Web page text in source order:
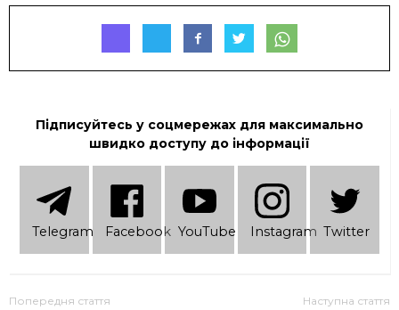
Підписуйтесь у соцмережах для максимально
швидко доступу до інформації
Telеgram Facebook YouTube Instagram Twitter
Попередня стаття Наступна стаття